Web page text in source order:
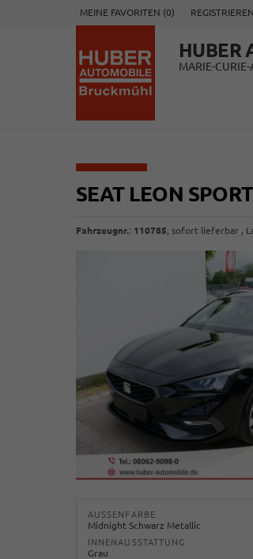
MEINE FAVORITEN (0) REGISTRIEREN
HUBER
MARIE-
SEAT LEON
Fahrzeugnr.: 110785, sofort lieferbar ,
AUSSENFARBE
Midnight Schwarz Metallic
INNENAUSSTATTUNG
Grau